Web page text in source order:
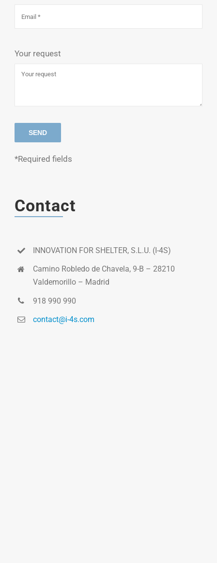
Your request
SEND
*Required fields
Contact
INNOVATION FOR SHELTER, S.L.U. (I-4S)
Camino Robledo de Chavela, 9-B – 28210
Valdemorillo – Madrid
918 990 990
contact@i-4s.com